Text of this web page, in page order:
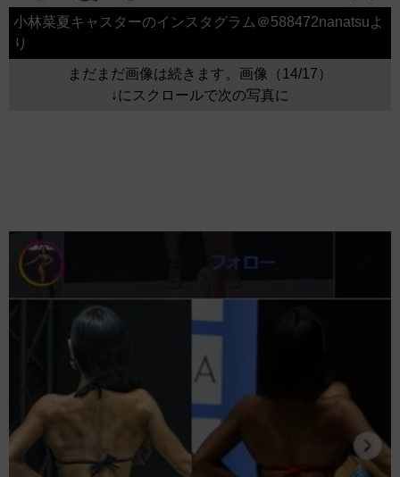
小林菜夏キャスターのインスタグラム＠588472nanatsuよ
り
まだまだ画像は続きます。画像（14/17）
↓にスクロールで次の写真に